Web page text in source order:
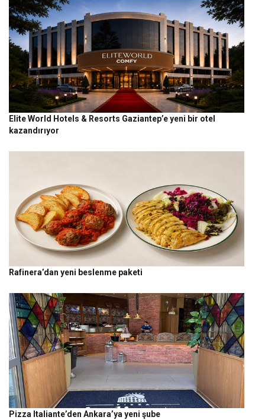
Elite World Hotels & Resorts Gaziantep’e yeni bir otel
kazandırıyor
Rafinera’dan yeni beslenme paketi
Pizza Italiante’den Ankara’ya yeni şube